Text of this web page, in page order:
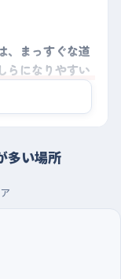
、まっすぐな道
らになりやすい
あたり。東に松
っすぐな道が続く
わせしやすい。
多い場所